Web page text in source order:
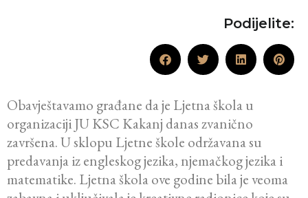
Podijelite:
Obavještavamo građane da je Ljetna škola u
organizaciji JU KSC Kakanj danas zvanično
završena. U sklopu Ljetne škole održavana su
predavanja iz engleskog jezika, njemačkog jezika i
matematike. Ljetna škola ove godine bila je veoma